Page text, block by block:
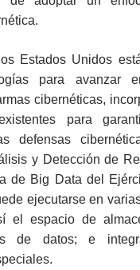
Estados Unidos
para avanzar
cibernéticas,
para
defensas
y Detección de
de Big Data del
ejecutarse en
el espacio de
de datos; e